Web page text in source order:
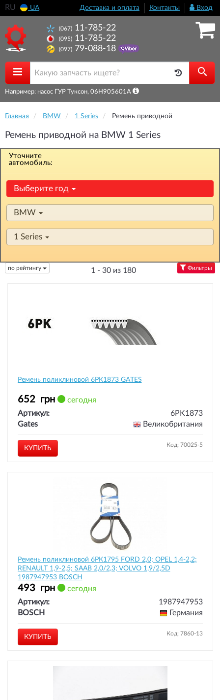
RU UA Доставка и оплата Контакты Вход
(067) 11-785-22
(095) 11-785-22
(097) 79-088-18
Например: насос ГУР Туксон, 06H905601A
Главная BMW 1 Series Ремень приводной
Ремень приводной на BMW 1 Series
Уточните
автомобиль:
Выберите год
BMW
1 Series
по рейтингу 1 - 30 из 180 Фильтры
Ремень поликлиновой 6PK1873 GATES
652 грн
сегодня
Артикул:
6PK1873
Gates
Великобритания
КУПИТЬ Код: 70025-5
Ремень поликлиновой 6PK1795 FORD 2,0; OPEL 1,4-2,2;
RENAULT 1,9-2,5; SAAB 2,0/2,3; VOLVO 1,9/2,5D
1987947953 BOSCH
493 грн
сегодня
Артикул:
1987947953
BOSCH
Германия
КУПИТЬ Код: 7860-13